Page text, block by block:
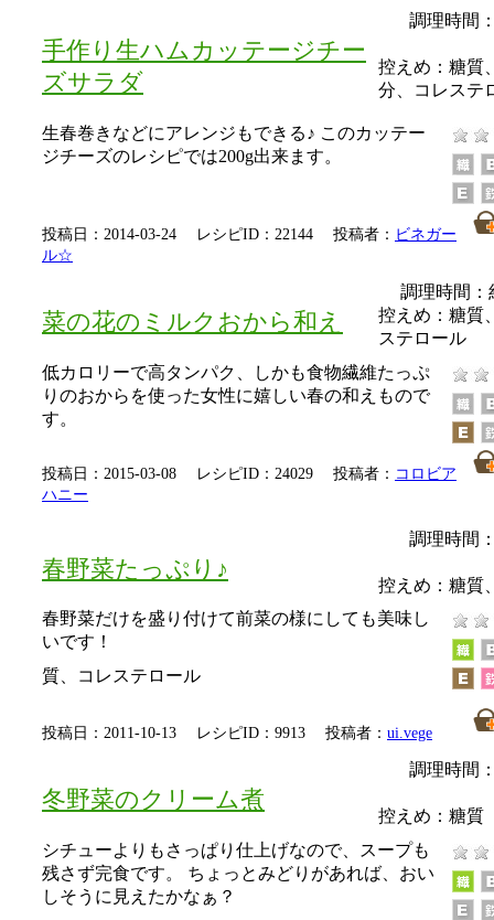
手作り生ハムカッテージチー
ズサラダ
調理時間
生春巻きなどにアレンジもできる♪ このカッテー
ジチーズのレシピでは200g出来ます。
控えめ： 糖質
分、コレステ
投稿日：2014-03-24 レシピID：22144 投稿者： ビネガー
ル☆
菜の花のミルクおから和え
調理時間：
低カロリーで高タンパク、しかも食物繊維たっぷ
りのおからを使った女性に嬉しい春の和えもので
す。
控えめ： 糖質
ステロール
投稿日：2015-03-08 レシピID：24029 投稿者： コロビア
ハニー
春野菜たっぷり♪
調理時間
春野菜だけを盛り付けて前菜の様にしても美味し
いです！
控えめ： 糖質
質、コレステロール
投稿日：2011-10-13 レシピID：9913 投稿者： ui.vege
冬野菜のクリーム煮
調理時間
シチューよりもさっぱり仕上げなので、スープも
残さず完食です。 ちょっとみどりがあれば、おい
しそうに見えたかなぁ？
控えめ： 糖質